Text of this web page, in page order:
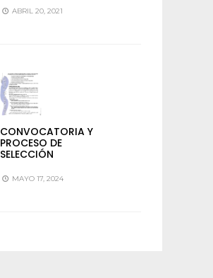
ABRIL 20, 2021
CONVOCATORIA Y
PROCESO DE
SELECCIÓN
MAYO 17, 2024